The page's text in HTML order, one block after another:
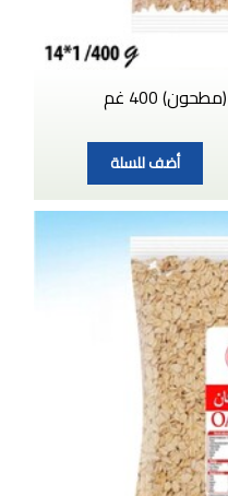
400 غم
أضف للسلة